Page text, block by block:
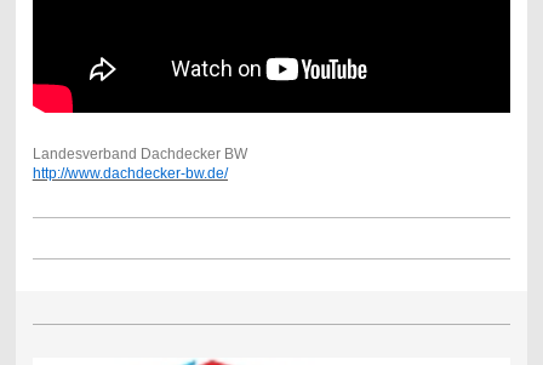
Landesverband Dachdecker BW
http://www.dachdecker-bw.de/